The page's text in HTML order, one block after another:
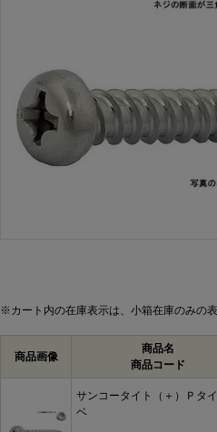
※カート内の在庫表示は、小箱在庫のみの表
商品画像
商品名
商品コード
サンコータイト（＋）Ｐタ
ベ